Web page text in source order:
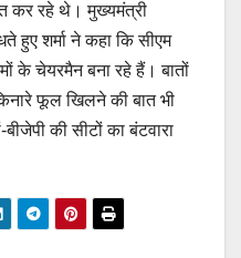
कर रहे थे। मुख्यमंत्री
हुए शर्मा ने कहा कि सीएम
के चेयरमैन बना रहे हैं। बातों
फूल खिलने की बात भी
की सीटों का बंटवारा